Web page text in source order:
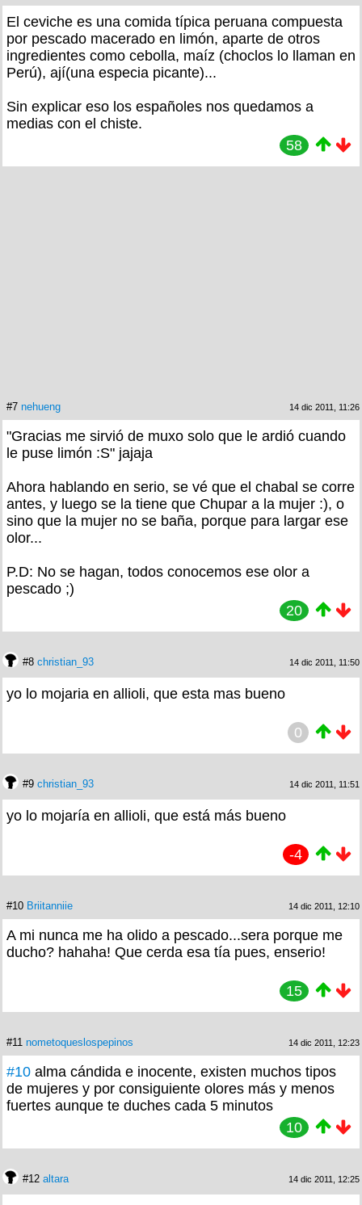
El ceviche es una comida típica peruana compuesta
por pescado macerado en limón, aparte de otros
ingredientes como cebolla, maíz (choclos lo llaman en
Perú), ají(una especia picante)...
Sin explicar eso los españoles nos quedamos a
medias con el chiste.
58
#7 nehueng 14 dic 2011, 11:26
"Gracias me sirvió de muxo solo que le ardió cuando
le puse limón :S" jajaja
Ahora hablando en serio, se vé que el chabal se corre
antes, y luego se la tiene que Chupar a la mujer :), o
sino que la mujer no se baña, porque para largar ese
olor...
P.D: No se hagan, todos conocemos ese olor a
pescado ;)
20
#8 christian_93 14 dic 2011, 11:50
yo lo mojaria en allioli, que esta mas bueno
0
#9 christian_93 14 dic 2011, 11:51
yo lo mojaría en allioli, que está más bueno
-4
#10 Briitanniie 14 dic 2011, 12:10
A mi nunca me ha olido a pescado...sera porque me
ducho? hahaha! Que cerda esa tía pues, enserio!
15
#11 nometoqueslospepinos 14 dic 2011, 12:23
#10 alma cándida e inocente, existen muchos tipos
de mujeres y por consiguiente olores más y menos
fuertes aunque te duches cada 5 minutos
10
#12 altara 14 dic 2011, 12:25